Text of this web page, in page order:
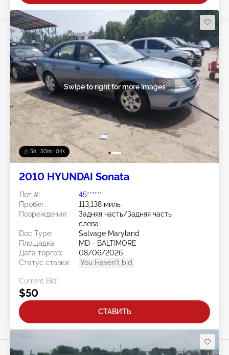
5h : 50m : 01s
Swipe to right for more images
2010 HYUNDAI Sonata
Лот #:
45******
Пробег:
113,138 миль
Повреждения:
Задняя часть/Задняя часть
слева
Doc Type:
Salvage Maryland
Площадка:
MD - BALTIMORE
Дата торгов:
08/06/2026
Статус ставки:
You Haven't bid
Current Bid:
$50
СТАВИТЬ